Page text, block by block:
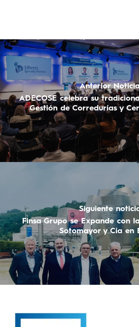
Anterior
ADECOSE celebra su
Gestión de Corredurías y
Siguiente
Finsa Grupo se Expande con
Sotomayor y Cía en